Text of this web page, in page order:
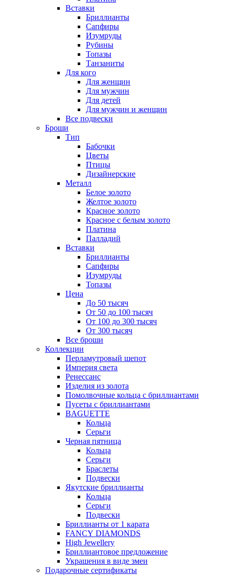
Вставки
Бриллианты
Сапфиры
Изумруды
Рубины
Топазы
Танзаниты
Для кого
Для женщин
Для мужчин
Для детей
Для мужчин и женщин
Все подвески
Броши
Тип
Бабочки
Цветы
Птицы
Дизайнерские
Металл
Белое золото
Желтое золото
Красное золото
Красное с белым золото
Платина
Палладий
Вставки
Бриллианты
Сапфиры
Изумруды
Топазы
Цена
До 50 тысяч
От 50 до 100 тысяч
От 100 до 300 тысяч
От 300 тысяч
Все броши
Коллекции
Перламутровый шепот
Империя света
Ренессанс
Изделия из золота
Помолвочные кольца с бриллиантами
Пусеты с бриллиантами
BAGUETTE
Кольца
Серьги
Черная пятница
Кольца
Серьги
Браслеты
Подвески
Якутские бриллианты
Кольца
Серьги
Подвески
Бриллианты от 1 карата
FANCY DIAMONDS
High Jewellery
Бриллиантовое предложение
Украшения в виде змеи
Подарочные сертификаты